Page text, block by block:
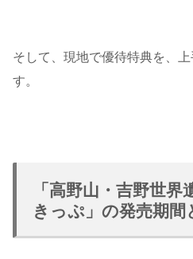
そして、現地で優待特典を、
す。
「高野山・吉野世
きっぷ」の発売期間